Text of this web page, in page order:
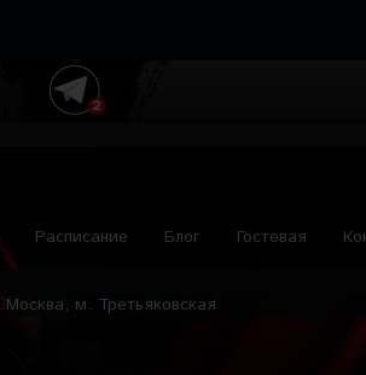
Расписание Блог Гостевая
Москва, м. Третьяковская